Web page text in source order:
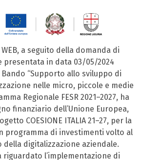
WEB, a seguito della domanda di
presentata in data 03/05/2024
Bando “Supporto allo sviluppo di
nelle micro, piccole e medie
Regionale FESR 2021–2027, ha
finanziario dell’Unione Europea,
COESIONE ITALIA 21–27, per la
programma di investimenti volto al
della digitalizzazione aziendale.
riguardato l’implementazione di